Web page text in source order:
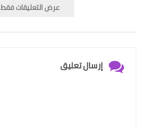
عرض التعليقات فقط
إرسال تعليق